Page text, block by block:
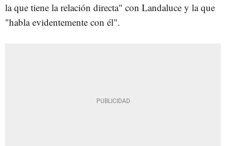
la que tiene la relación directa" con Landaluce y la que
"habla evidentemente con él".